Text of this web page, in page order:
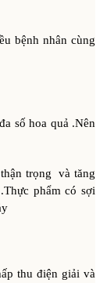
bệnh nhân cùng
số hoa quả .Nên
trọng và tăng
phẩm có sợi
thu điện giải và